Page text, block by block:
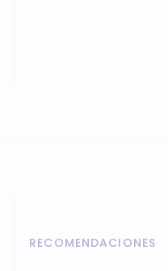
RECOMENDACIONES